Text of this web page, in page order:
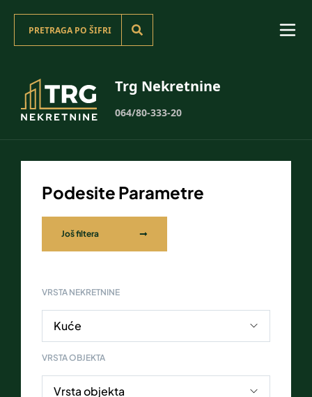
Trg Nekretnine
064/80-333-20
Podesite Parametre
Još filtera
VRSTA NEKRETNINE
VRSTA OBJEKTA